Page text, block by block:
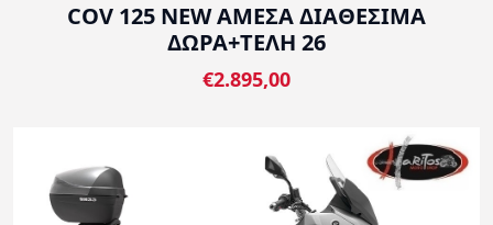
COV 125 NEW ΑΜΕΣΑ ΔΙΑΘΕΣΙΜΑ
ΔΩΡΑ+ΤΕΛΗ 26
€2.895,00